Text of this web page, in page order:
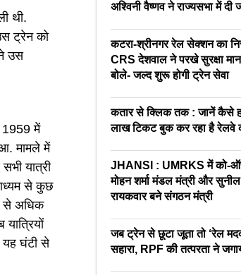
थी.
ट्रेन को
उस
1959 में
मामले में
यात्री
से कुछ
से अधिक
यह घंटी से
अश्विनी वैष्णव ने राज्यसभा में दी
कटरा-श्रीनगर रेल सेक्शन का
CRS देशवाल ने परखे सुरक्षा
बोले- जल्द शुरू होगी ट्रेन सेवा
कतार से क्लिक तक : जानें कैसे
लाख टिकट बुक कर रहा है रेलवे
JHANSI : UMRKS में को-
मोहन शर्मा मंडल मंत्री और
रायकवार बने संगठन मंत्री
जब ट्रेन से छूटा जूता तो ‘रेल
सहारा, RPF की तत्परता ने